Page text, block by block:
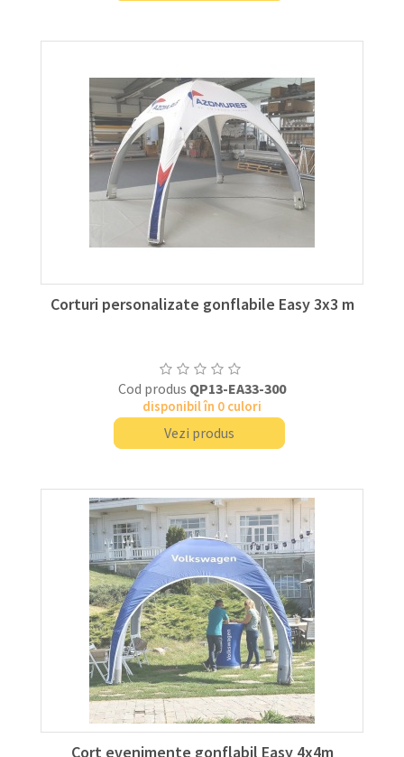
Corturi personalizate gonflabile Easy 3x3 m
Cod produs QP13-EA33-300
disponibil în 0 culori
Vezi produs
Cort evenimente gonflabil Easy 4x4m